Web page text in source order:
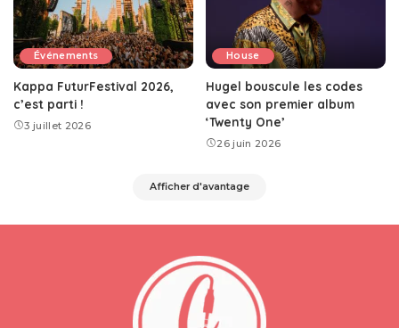
Événements
Kappa FuturFestival 2026,
c’est parti !
3 juillet 2026
House
Hugel bouscule les codes
avec son premier album
‘Twenty One’
26 juin 2026
Afficher d'avantage